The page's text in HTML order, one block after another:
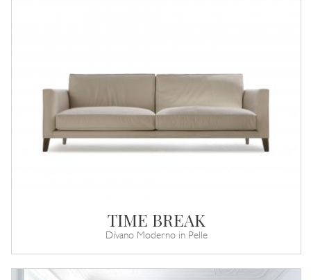
TIME BREAK
Divano Moderno in Pelle